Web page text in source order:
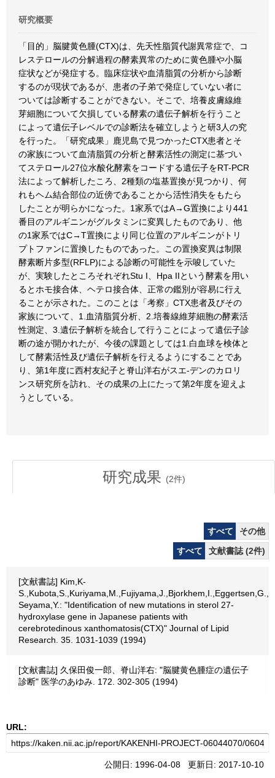
研究概要
「目的」脳腱黄色腫(CTX)は、先天性脂質代謝異常症で、コ
レステロールの分解過程の酵素異常のために黄色腫や小脳
症状などが発症する。臨床症状や血清脂質の分析から診断
するのが現状であるが、患者の子弟で発症していない者に
ついては診断することができない。そこで、培養皮膚線維
芽細胞について欠損している酵素の遺伝子解析を行うこと
によって遺伝子レベルでの診断法を確立しようと研3人の究
を行った。「研究成果」鹿児島で見つかったCTX患者とそ
の家族について血清脂質の分析と酵素活性の測定に基づい
てステロール27位水酸化酵素をコードする遺伝子をRT-PCR
法によって解析したころ、2種類の塩基置換が見つかり、何
れもヘム結合部位の近傍であることから活性消失をもたら
したことが明らかになった。1家系ではA→G置換により441
番目のアルギニンがグルタミンに変異したものであり、他
の1家系ではC→T置換により同じ位置のアルギニンがトリ
プトファンに置換したものであった。この置換変異は制限
酵素断片多型(RFLP)による診断の可能性を示唆していた
が、実験したところそれぞれStu I、Hpa IIという酵素を用い
るとホモ接合体、ヘテロ接合体、正常の鑑別が容易に行え
ることが示された。このことは「考察」CTX患者及びその
家族について、1.血清脂質分析、2.培養線維芽細胞の酵素活
性測定、3.遺伝子解析を統合して行うことによって遺伝子診
断の途が開かれたが、今後の課題としては1.白血球を検体と
して酵素活性及び遺伝子解析を行えるようにすることであ
り、第1年度に西村友紀子と脊山洋右がスエ-デンのカロリ
ンス研究所を訪れ、その成果の上にたって第2年度を迎えよ
うとしている。
研究成果 (2件)
すべて
その他
すべて
文献書誌 (2件)
[文献書誌] Kim,K-
Seyama,Y.: "Identification of new mutations in sterol 27-
hydroxylase gene in Japanese patients with
cerebrotedinous xanthomatosis(CTX)" Journal of Lipid
Research. 35. 1031-1039 (1994)
[文献書誌] 久保田俊一郎、脊山洋右: "脳腱黄色腫症の遺伝子
診断" 医学のあゆみ. 172. 302-305 (1994)
URL:
公開日: 1996-04-08 更新日: 2017-10-10